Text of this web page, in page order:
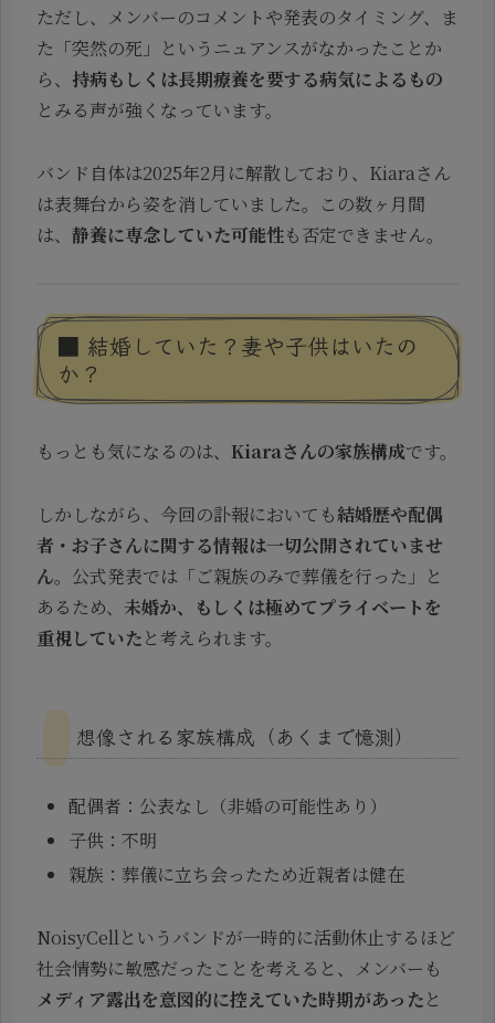
ただし、メンバーのコメントや発表のタイミング、ま
た「突然の死」というニュアンスがなかったことか
ら、 持病もしくは長期療養を要する病気によるもの
とみる声が強くなっています。
バンド自体は2025年2月に解散しており、Kiaraさん
は表舞台から姿を消していました。この数ヶ月間
は、 静養に専念していた可能性も否定できません。
■ 結婚していた？妻や子供はいたの
か？
もっとも気になるのは、 Kiaraさんの家族構成です。
しかしながら、今回の訃報においても結婚歴や配偶
者・お子さんに関する情報は一切公開されていませ
ん。公式発表では「ご親族のみで葬儀を行った」と
あるため、 未婚か、もしくは極めてプライベートを
重視していたと考えられます。
想像される家族構成（あくまで憶測）
配偶者：公表なし（非婚の可能性あり）
子供：不明
親族：葬儀に立ち会ったため近親者は健在
NoisyCellというバンドが一時的に活動休止するほど
社会情勢に敏感だったことを考えると、メンバーも
メディア露出を意図的に控えていた時期があったと